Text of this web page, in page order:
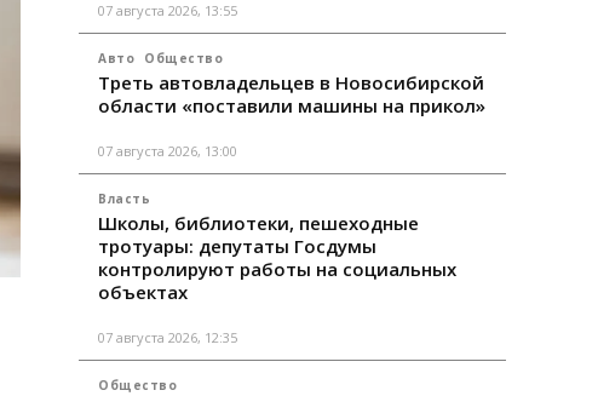
07 августа 2026, 13:55
Авто Общество
Треть автовладельцев в Новосибирской
области «поставили машины на прикол»
07 августа 2026, 13:00
Власть
Школы, библиотеки, пешеходные
тротуары: депутаты Госдумы
контролируют работы на социальных
объектах
07 августа 2026, 12:35
Общество